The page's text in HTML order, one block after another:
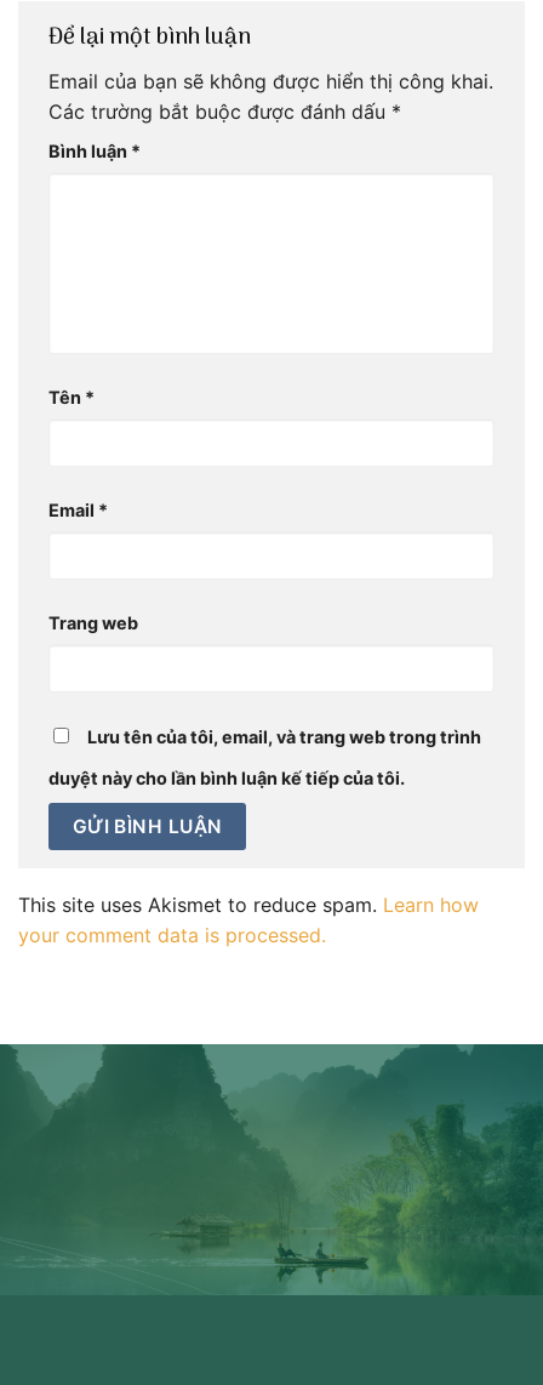
Để lại một bình luận
Email của bạn sẽ không được hiển thị công khai.
Các trường bắt buộc được đánh dấu *
Bình luận *
Tên *
Email *
Trang web
Lưu tên của tôi, email, và trang web trong trình
duyệt này cho lần bình luận kế tiếp của tôi.
This site uses Akismet to reduce spam. Learn how
your comment data is processed.